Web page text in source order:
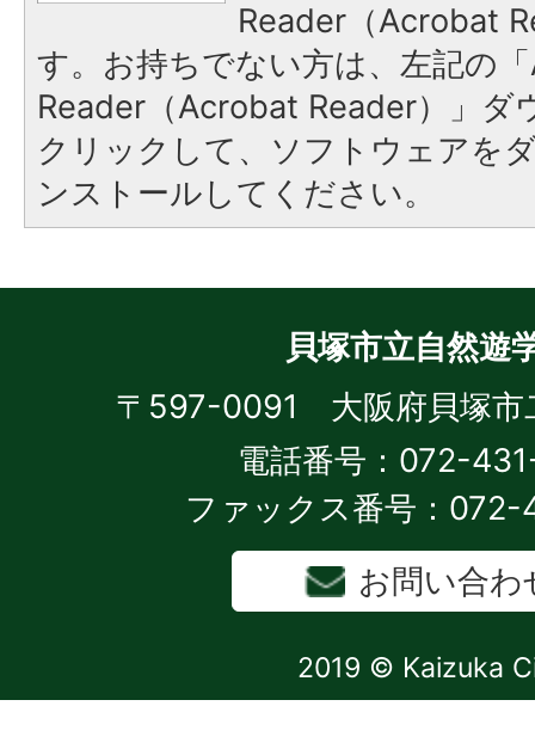
Reader（Acrobat
す。お持ちでない方は、左記の
Reader（Acrobat Reader）」ダ
クリックして、ソフトウェアを
ンストールしてください。
貝塚市立自然遊
〒597-0091 大阪府貝塚市
電話番号：072-
ファックス番号：
お問い合わ
2019 © Kaizuka